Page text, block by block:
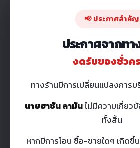
📢 ประกาศสำคัญ
ประกาศจากทา
งดรับของชั่วค
ทางร้านมีการเปลี่ยนแปลงการ
นายฮาซัน ลามันไม่มีความเกี่ยว
ทั้งสิ้น
หากมีการโอน ซื้อ-ขายใดๆ เกิดขึ้